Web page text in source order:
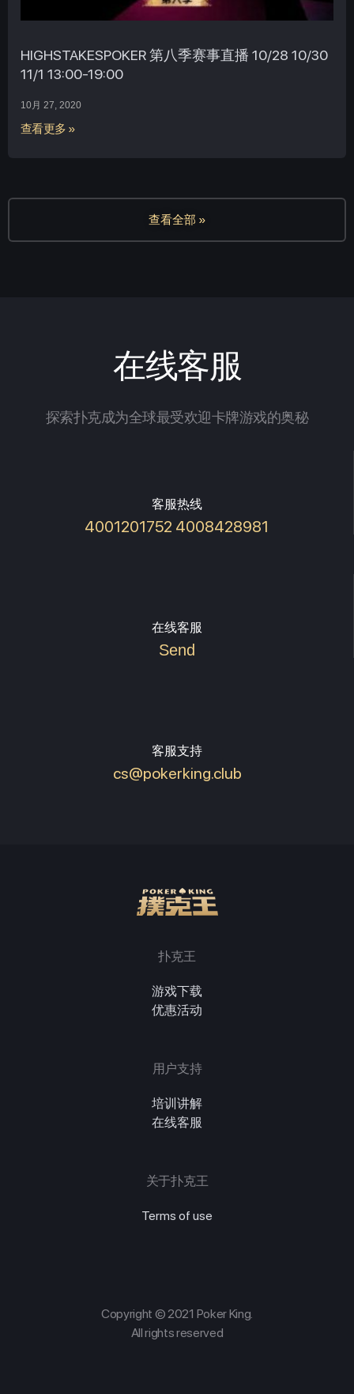
HIGHSTAKESPOKER 第八季赛事直播 10/28 10/30
11/1 13:00-19:00
10月 27, 2020
查看更多 »
查看全部 »
在线客服
探索扑克成为全球最受欢迎卡牌游戏的奥秘
客服热线
4001201752 4008428981
在线客服
Send
客服支持
cs@pokerking.club
扑克王
游戏下载
优惠活动
用户支持
培训讲解
在线客服
关于扑克王
Terms of use
Copyright © 2021 Poker King.
All rights reserved